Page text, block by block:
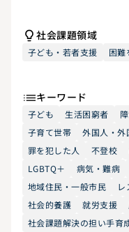
社会課題領域
子ども・若者支援 困難
キーワード
子ども 生活困窮者
子育て世帯
外国人・外
罪を犯した人
不登校
LGBTQ＋
病気・難病
地域住民・一般市民
レ
社会的養護
就労支援
社会課題解決の担い手育